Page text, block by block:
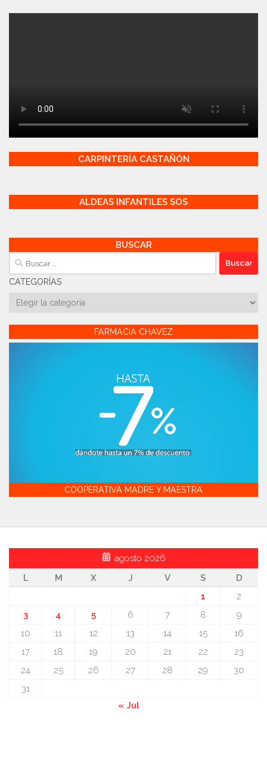
CARPINTERÍA CASTAÑÓN
ALDEAS INFANTILES SOS
BUSCAR
Buscar:
CATEGORÍAS
Categorías
FARMACIA CHAVEZ
COOPERATIVA MADRE Y MAESTRA
agosto 2026
L
M X J V S
D
1
2
3
4 5 6 7 8
9
10
11 12 13 14 15
16
17
18 19 20 21 22
23
24
25 26 27 28 29
30
31
« Jul